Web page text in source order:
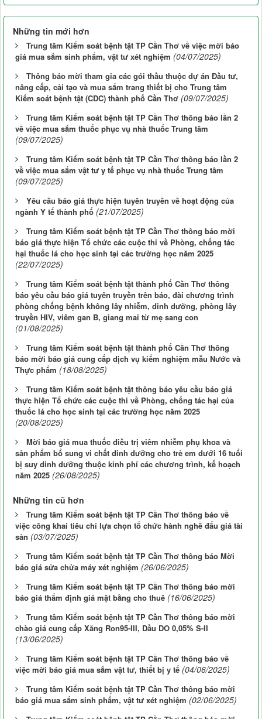
Những tin mới hơn
Trung tâm Kiểm soát bệnh tật TP Cần Thơ về việc mời báo
giá mua sắm sinh phẩm, vật tư xét nghiệm (04/07/2025)
Thông báo mời tham gia các gói thầu thuộc dự án Đầu tư,
nâng cấp, cải tạo và mua sắm trang thiết bị cho Trung tâm
Kiểm soát bệnh tật (CDC) thành phố Cần Thơ (09/07/2025)
Trung tâm Kiểm soát bệnh tật TP Cần Thơ thông báo lần 2
về việc mua sắm thuốc phục vụ nhà thuốc Trung tâm
(09/07/2025)
Trung tâm Kiểm soát bệnh tật TP Cần Thơ thông báo lần 2
về việc mua sắm vật tư y tế phục vụ nhà thuốc Trung tâm
(09/07/2025)
Yêu cầu báo giá thực hiện tuyên truyền về hoạt động của
ngành Y tế thành phố (21/07/2025)
Trung tâm Kiểm soát bệnh tật TP Cần Thơ thông báo mời
báo giá thực hiện Tổ chức các cuộc thi về Phòng, chống tác
hại thuốc lá cho học sinh tại các trường học năm 2025
(22/07/2025)
Trung tâm Kiểm soát bệnh tật thành phố Cần Thơ thông
báo yêu cầu báo giá tuyên truyền trên báo, đài chương trình
phòng chống bệnh không lây nhiễm, dinh dưỡng, phòng lây
truyền HIV, viêm gan B, giang mai từ mẹ sang con
(01/08/2025)
Trung tâm Kiểm soát bệnh tật thành phố Cần Thơ thông
báo mời báo giá cung cấp dịch vụ kiểm nghiệm mẫu Nước và
Thực phẩm (18/08/2025)
Trung tâm Kiểm soát bệnh tật thông báo yêu cầu báo giá
thực hiện Tổ chức các cuộc thi về Phòng, chống tác hại của
thuốc lá cho học sinh tại các trường học năm 2025
(20/08/2025)
Mời báo giá mua thuốc điều trị viêm nhiễm phụ khoa và
sản phẩm bổ sung vi chất dinh dưỡng cho trẻ em dưới 16 tuổi
bị suy dinh dưỡng thuộc kinh phí các chương trình, kế hoạch
năm 2025 (26/08/2025)
Những tin cũ hơn
Trung tâm Kiểm soát bệnh tật TP Cần Thơ thông báo về
việc công khai tiêu chí lựa chọn tổ chức hành nghề đấu giá tài
sản (03/07/2025)
Trung tâm Kiểm soát bệnh tật TP Cần Thơ thông báo Mời
báo giá sửa chửa máy xét nghiệm (26/06/2025)
Trung tâm Kiểm soát bệnh tật TP Cần Thơ thông báo mời
báo giá thẩm định giá mặt bằng cho thuê (16/06/2025)
Trung tâm Kiểm soát bệnh tật TP Cần Thơ thông báo mời
chào giá cung cấp Xăng Ron95-III, Dầu DO 0,05% S-II
(13/06/2025)
Trung tâm Kiểm soát bệnh tật TP Cần Thơ thông báo về
việc mời báo giá mua sắm vật tư, thiết bị y tế (04/06/2025)
Trung tâm Kiểm soát bệnh tật TP Cần Thơ thông báo mời
báo giá mua sắm sinh phẩm, vật tư xét nghiệm (02/06/2025)